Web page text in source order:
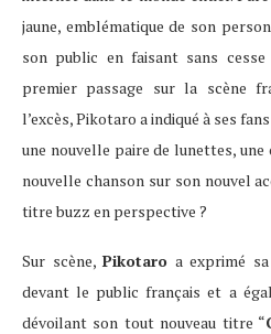
jaune, emblématique de son
son public en faisant sans
premier passage sur la scène
l’excès, Pikotaro a indiqué à ses
une nouvelle paire de lunettes, une
nouvelle chanson sur son nouvel
titre buzz en perspective ?
Sur scène,Pikotaro a exprimé
devant le public français et a
dévoilant son tout nouveau titre “